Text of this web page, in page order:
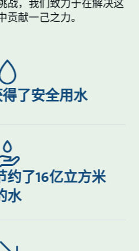
战，我们致力于在解决这
贡献一己之力。
了安全用水
约了16亿立方米
水